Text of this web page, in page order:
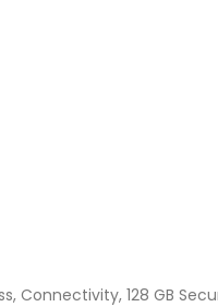
Connectivity, 128 GB